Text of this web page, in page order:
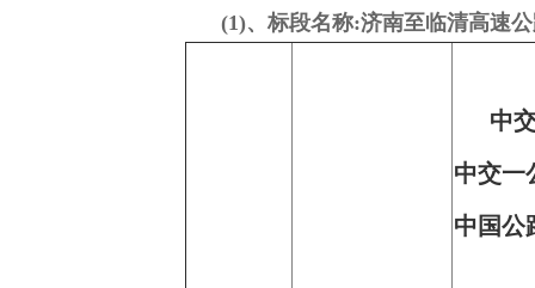
(1)、标段名称:济南至临清高速
中
中交一
中国公